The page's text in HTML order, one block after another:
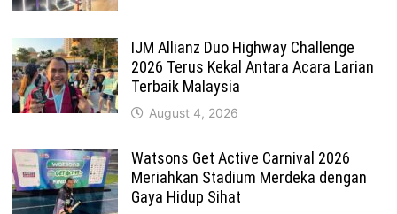
IJM Allianz Duo Highway Challenge
2026 Terus Kekal Antara Acara Larian
Terbaik Malaysia
August 4, 2026
Watsons Get Active Carnival 2026
Meriahkan Stadium Merdeka dengan
Gaya Hidup Sihat